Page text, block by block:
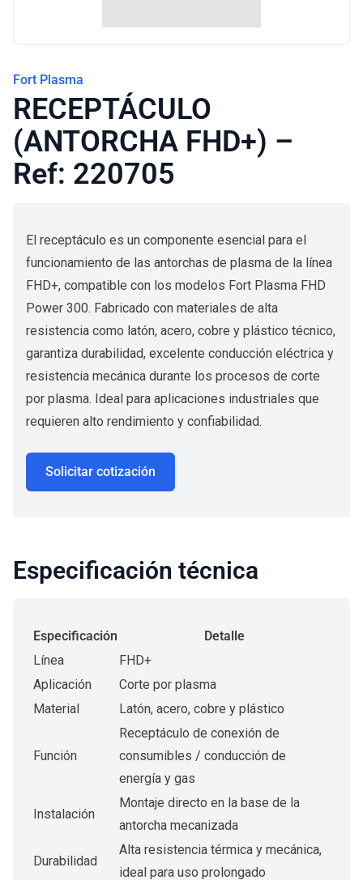
Fort Plasma
RECEPTÁCULO
(ANTORCHA FHD+) –
Ref: 220705
El receptáculo es un componente esencial para el
funcionamiento de las antorchas de plasma de la línea
FHD+, compatible con los modelos Fort Plasma FHD
Power 300. Fabricado con materiales de alta
resistencia como latón, acero, cobre y plástico técnico,
garantiza durabilidad, excelente conducción eléctrica y
resistencia mecánica durante los procesos de corte
por plasma. Ideal para aplicaciones industriales que
requieren alto rendimiento y confiabilidad.
Solicitar cotización
Especificación técnica
Especificación
Detalle
Línea
FHD+
Aplicación
Corte por plasma
Material
Latón, acero, cobre y plástico
Función
Receptáculo de conexión de
consumibles / conducción de
energía y gas
Instalación
Montaje directo en la base de la
antorcha mecanizada
Durabilidad
Alta resistencia térmica y mecánica,
ideal para uso prolongado